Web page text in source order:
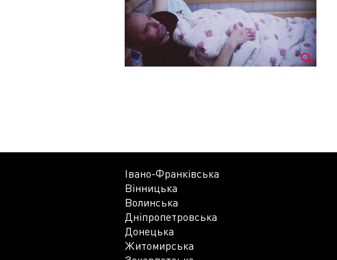
Івано-Франківська
Вінницька
Волинська
Дніпропетровська
Донецька
Житомирська